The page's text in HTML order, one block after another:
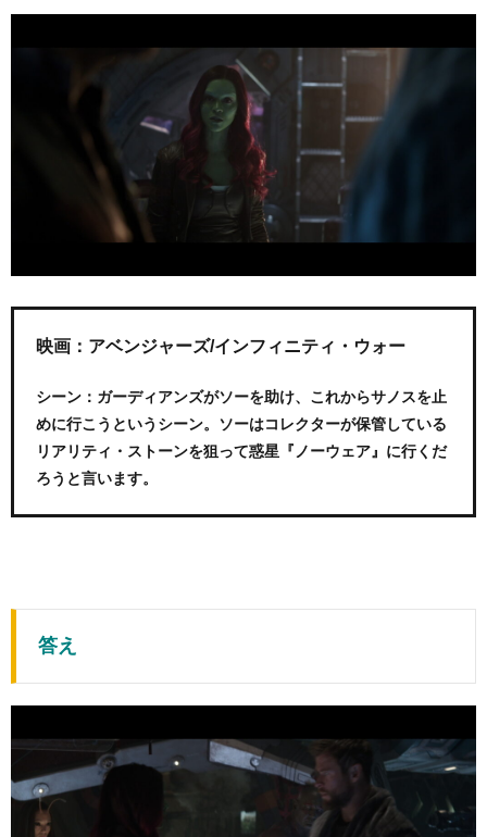
映画：アベンジャーズ/インフィニティ・ウォー
シーン：ガーディアンズがソーを助け、これからサノスを止
めに行こうというシーン。ソーはコレクターが保管している
リアリティ・ストーンを狙って惑星『ノーウェア』に行くだ
ろうと言います。
答え